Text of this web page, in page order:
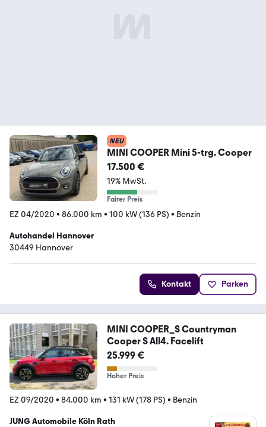
NEU
MINI COOPER Mini 5-trg. Cooper
17.500 €
19% MwSt.
Fairer Preis
EZ 04/2020 • 86.000 km • 100 kW (136 PS) • Benzin
Autohandel Hannover
30449 Hannover
Kontakt Parken
MINI COOPER_S Countryman
Cooper S All4. Facelift
25.999 €
Hoher Preis
EZ 09/2020 • 84.000 km • 131 kW (178 PS) • Benzin
JUNG Automobile Köln Rath